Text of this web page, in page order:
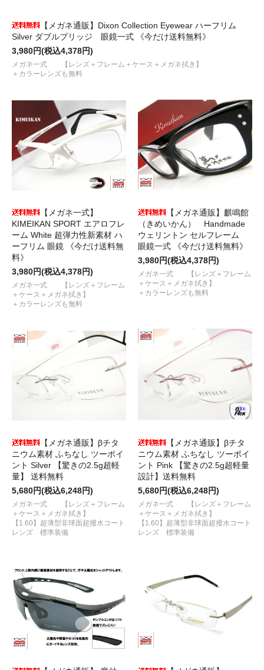
【メガネ通販】Dixon Collection Eyewear ハーフリム
Silver ダブルブリッジ 眼鏡一式 《今だけ送料無料》
3,980円(税込4,378円)
メガネ一式 【レンズ＋フレーム＋ケース＋メガネ拭き】
＋カラーレンズも無料
【メガネ一式】
KIMEIKAN SPORT エアロフレ
ーム White 超弾力性新素材 ハ
ーフリム 眼鏡 《今だけ送料無
料》
3,980円(税込4,378円)
メガネ一式 【レンズ＋フレーム
＋ケース＋メガネ拭き】
＋カラーレンズも無料
【メガネ通販】麒鳴館
（きめいかん） Handmade
ウェリントン セルフレーム
眼鏡一式 《今だけ送料無料》
3,980円(税込4,378円)
メガネ一式 【レンズ＋フレーム
＋ケース＋メガネ拭き】
＋カラーレンズも無料
【メガネ通販】βチタ
ニウム素材 ふちなし ツーポイ
ント Silver 【驚きの2.5g超軽
量】 送料無料
5,680円(税込6,248円)
メガネ一式 【レンズ＋フレーム
＋ケース＋メガネ拭き】
【1.60】超薄型非球面超撥水コート
レンズ 標準装備
【メガネ通販】βチタ
ニウム素材 ふちなし ツーポイ
ント Pink 【驚きの2.5g超軽量
設計】送料無料
5,680円(税込6,248円)
メガネ一式 【レンズ＋フレーム
＋ケース＋メガネ拭き】
【1.60】超薄型非球面超撥水コート
レンズ 標準装備